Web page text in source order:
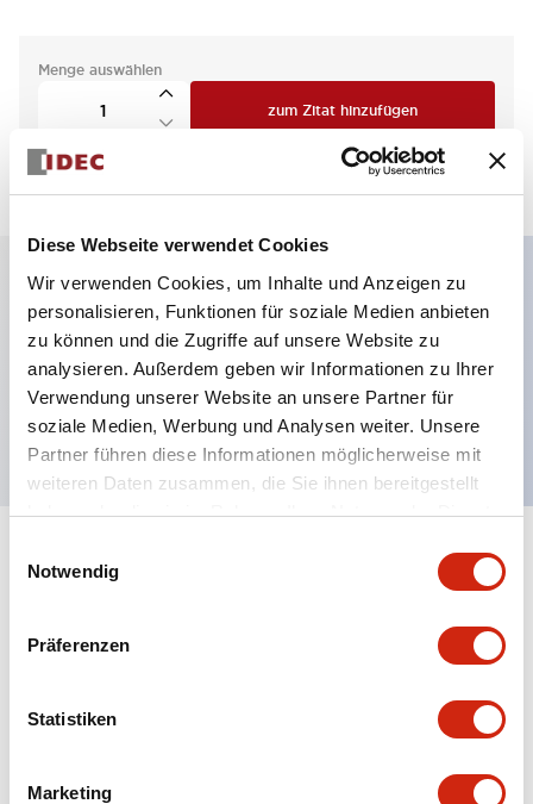
Diese Webseite verwendet Cookies
Wir verwenden Cookies, um Inhalte und Anzeigen zu
personalisieren, Funktionen für soziale Medien anbieten
zu können und die Zugriffe auf unsere Website zu
analysieren. Außerdem geben wir Informationen zu Ihrer
Verwendung unserer Website an unsere Partner für
soziale Medien, Werbung und Analysen weiter. Unsere
Partner führen diese Informationen möglicherweise mit
weiteren Daten zusammen, die Sie ihnen bereitgestellt
haben oder die sie im Rahmen Ihrer Nutzung der Dienste
Notwendig
Präferenzen
Statistiken
Marketing
Menge auswählen
zum Zitat hinzufügen
Hauptmerkmale
Pilztaster, 1 Schließer-1 Öffner Kontakt,
freiliegender Schraubanschluss, gelber Knopf
Spezifikationen Alle erweitern+